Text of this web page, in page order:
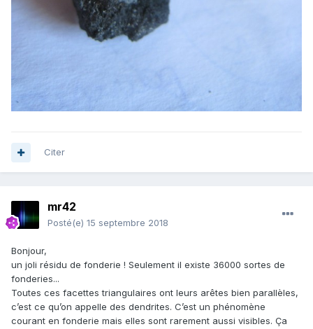
Citer
mr42
Posté(e) 15 septembre 2018
Bonjour,
un joli résidu de fonderie ! Seulement il existe 36000 sortes de
fonderies...
Toutes ces facettes triangulaires ont leurs arêtes bien parallèles,
c’est ce qu’on appelle des dendrites. C’est un phénomène
courant en fonderie mais elles sont rarement aussi visibles. Ça